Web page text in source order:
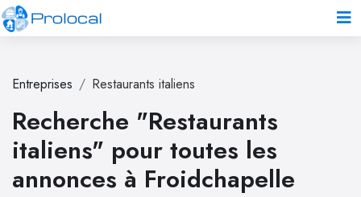
Entreprises Restaurants italiens
Recherche "Restaurants
italiens" pour toutes les
annonces à Froidchapelle